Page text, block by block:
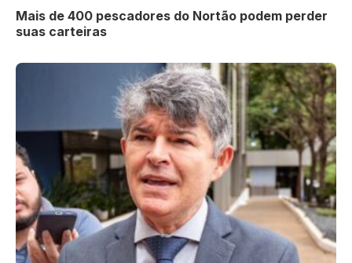
Mais de 400 pescadores do Nortão podem perder
suas carteiras